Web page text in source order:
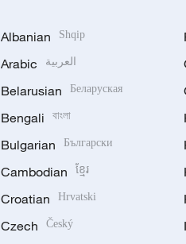
Albanian Shqip
Arabic العربية
Belarusian Беларуская
Bengali বাংলা
Bulgarian Български
Cambodian ខ្មែរ
Croatian Hrvatski
Czech Český